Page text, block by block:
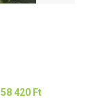
58 420 Ft